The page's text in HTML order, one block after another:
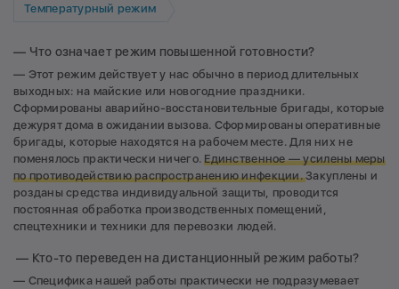
Температурный режим
— Что означает режим повышенной готовности?
— Этот режим действует у нас обычно в период длительных
выходных: на майские или новогодние праздники.
Сформированы аварийно-восстановительные бригады, которые
дежурят дома в ожидании вызова. Сформированы оперативные
бригады, которые находятся на рабочем месте. Для них не
поменялось практически ничего.Единственное — усилены меры
по противодействию распространению инфекции.Закуплены и
розданы средства индивидуальной защиты, проводится
постоянная обработка производственных помещений,
спецтехники и техники для перевозки людей.
— Кто-то переведен на дистанционный режим работы?
— Специфика нашей работы практически не подразумевает